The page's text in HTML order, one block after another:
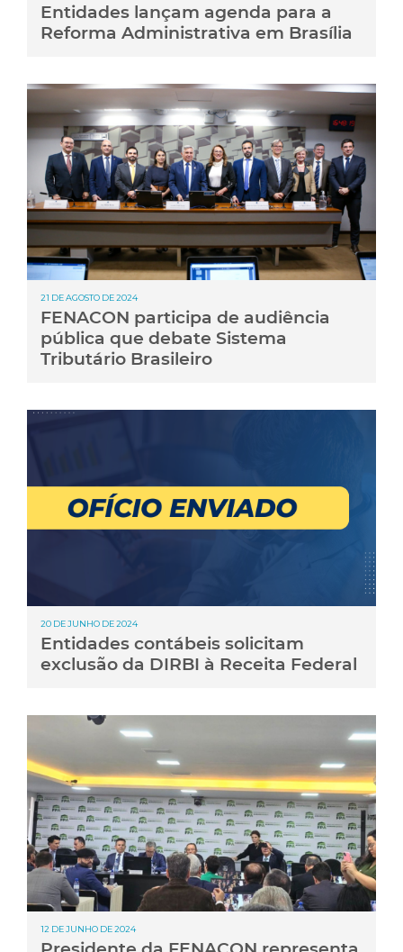
Entidades lançam agenda para a
Reforma Administrativa em Brasília
21 DE AGOSTO DE 2024
FENACON participa de audiência
pública que debate Sistema
Tributário Brasileiro
20 DE JUNHO DE 2024
Entidades contábeis solicitam
exclusão da DIRBI à Receita Federal
12 DE JUNHO DE 2024